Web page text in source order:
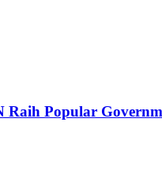
Popular